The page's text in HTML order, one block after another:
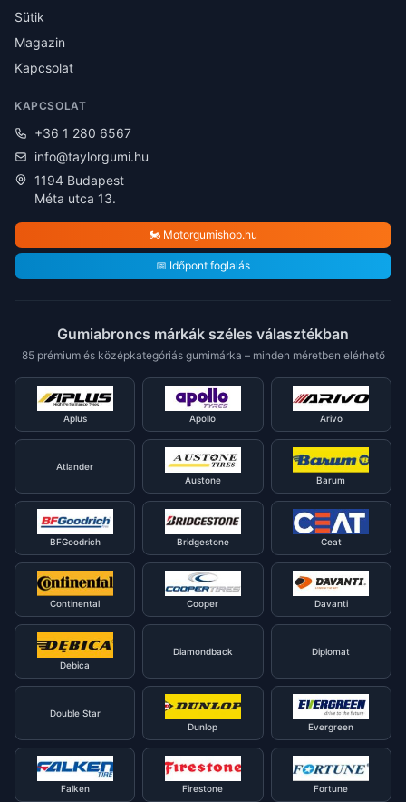
Sütik
Magazin
Kapcsolat
KAPCSOLAT
+36 1 280 6567
info@taylorgumi.hu
1194 Budapest
Méta utca 13.
🏍️ Motorgumishop.hu
📅 Időpont foglalás
Gumiabroncs márkák széles választékban
85 prémium és középkategóriás gumimárka – minden méretben elérhető
Aplus Apollo Arivo
Atlander
Austone
Barum
BFGoodrich Bridgestone Ceat
Continental Cooper Davanti
Debica
Diamondback Diplomat
Double Star
Dunlop
Evergreen
Falken Firestone Fortune